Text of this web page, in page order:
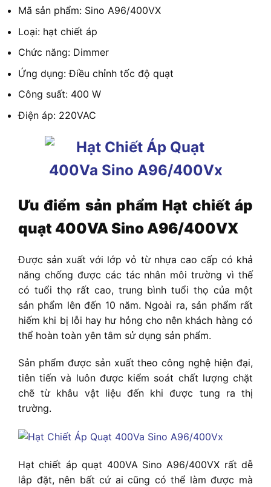
Mã sản phẩm: Sino A96/400VX
Loại: hạt chiết áp
Chức năng: Dimmer
Ứng dụng: Điều chỉnh tốc độ quạt
Công suất: 400 W
Điện áp: 220VAC
Ưu điểm sản phẩm Hạt chiết áp
quạt 400VA Sino A96/400VX
Được sản xuất với lớp vỏ từ nhựa cao cấp có khả
năng chống được các tác nhân môi trường vì thế
có tuổi thọ rất cao, trung bình tuổi thọ của một
sản phẩm lên đến 10 năm. Ngoài ra, sản phẩm rất
hiếm khi bị lỗi hay hư hỏng cho nên khách hàng có
thể hoàn toàn yên tâm sử dụng sản phẩm.
Sản phẩm được sản xuất theo công nghệ hiện đại,
tiên tiến và luôn được kiểm soát chất lượng chặt
chẽ từ khâu vật liệu đến khi được tung ra thị
trường.
Hạt chiết áp quạt 400VA Sino A96/400VX rất dễ
lắp đặt, nên bất cứ ai cũng có thể làm được mà